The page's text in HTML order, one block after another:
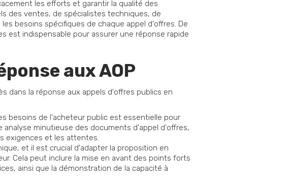
les efforts et garantir la qualité des
des ventes, de spécialistes techniques, de
besoins spécifiques de chaque appel d'offres. De
est indispensable pour assurer une réponse rapide
aux AOP
dans la réponse aux appels d'offres publics en
besoins de l'acheteur public est essentielle pour
minutieuse des documents d'appel d'offres,
exigences et les attentes.
et il est crucial d'adapter la proposition en
Cela peut inclure la mise en avant des points forts
ainsi que la démonstration de la capacité à